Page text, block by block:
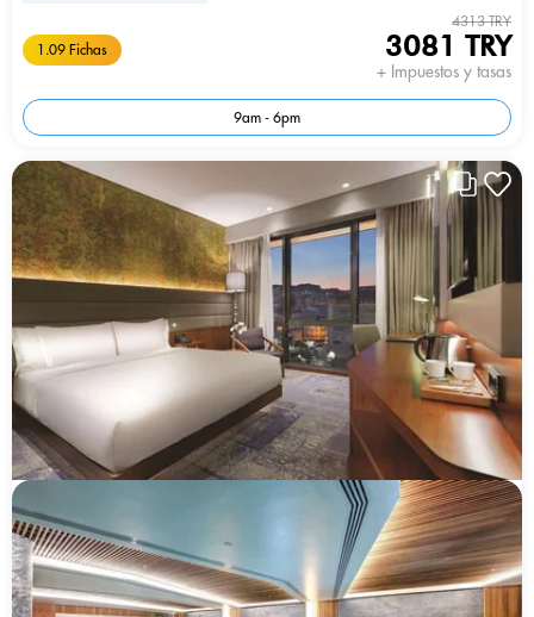
1.09 Fichas
4313 TRY
3081 TRY
+ Impuestos y tasas
9am - 6pm